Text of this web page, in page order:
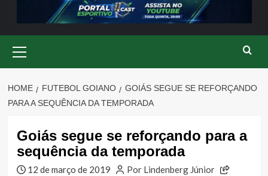
Menu
HOME FUTEBOL GOIANO
GOIÁS SEGUE SE REFORÇANDO
PARA A SEQUÊNCIA DA TEMPORADA
Goiás segue se reforçando para a
sequência da temporada
12 de março de 2019
Por Lindenberg Júnior